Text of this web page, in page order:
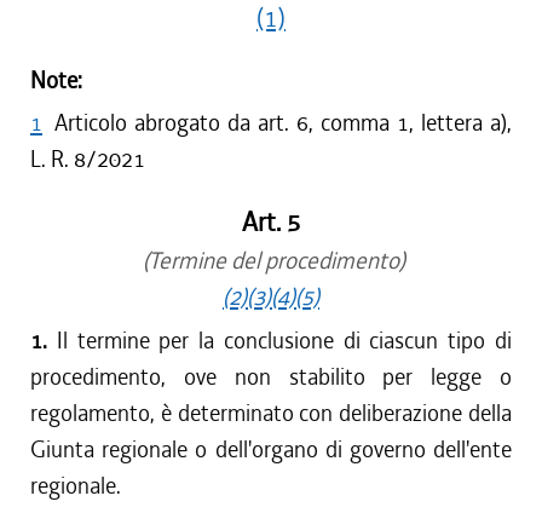
(1)
Note:
1 Articolo abrogato da art. 6, comma 1, lettera a),
L. R. 8/2021
Art. 5
(Termine del procedimento)
(2)(3)(4)(5)
1. Il termine per la conclusione di ciascun tipo di
procedimento, ove non stabilito per legge o
regolamento, è determinato con deliberazione della
Giunta regionale o dell'organo di governo dell'ente
regionale.